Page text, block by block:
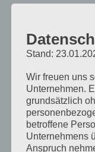
Farben:
Stand:
Wir freuen uns
Unternehmen.
grundsätzlich
betroffene
Unternehmens
Anspruch